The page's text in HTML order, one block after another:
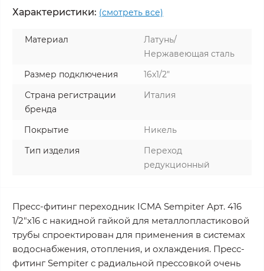
Характеристики: (смотреть все)
Материал
Латунь/
Нержавеющая сталь
Размер подключения
16x1/2"
Страна регистрации
бренда
Италия
Покрытие
Никель
Тип изделия
Переход
редукционный
Пресс-фитинг переходник ICMA Sempiter Арт. 416
1/2"х16 с накидной гайкой для металлопластиковой
трубы спроектирован для применения в системах
водоснабжения, отопления, и охлаждения. Пресс-
фитинг Sempiter с радиальной прессовкой очень